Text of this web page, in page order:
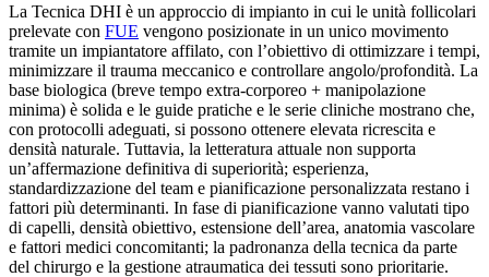
La Tecnica DHI è un approccio di impianto in cui le unità follicolari
prelevate con FUE vengono posizionate in un unico movimento
tramite un impiantatore affilato, con l’obiettivo di ottimizzare i tempi,
minimizzare il trauma meccanico e controllare angolo/profondità. La
base biologica (breve tempo extra-corporeo + manipolazione
minima) è solida e le guide pratiche e le serie cliniche mostrano che,
con protocolli adeguati, si possono ottenere elevata ricrescita e
densità naturale. Tuttavia, la letteratura attuale non supporta
un’affermazione definitiva di superiorità; esperienza,
standardizzazione del team e pianificazione personalizzata restano i
fattori più determinanti. In fase di pianificazione vanno valutati tipo
di capelli, densità obiettivo, estensione dell’area, anatomia vascolare
e fattori medici concomitanti; la padronanza della tecnica da parte
del chirurgo e la gestione atraumatica dei tessuti sono prioritarie.